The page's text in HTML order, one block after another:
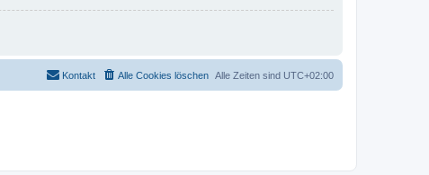
Alle Zeiten sind UTC+02:00
Alle Cookies löschen
Kontakt